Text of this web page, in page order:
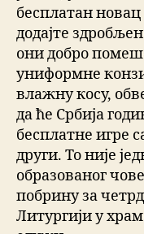
бесплатан новац
додајте
они добро
униформне
влажну косу,
да ће Србија
бесплатне игре
други. То није
образованог
побрину за
Литургији у